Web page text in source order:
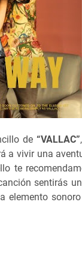
de “VALLAC”
a vivir una
te
sentirás
elemento